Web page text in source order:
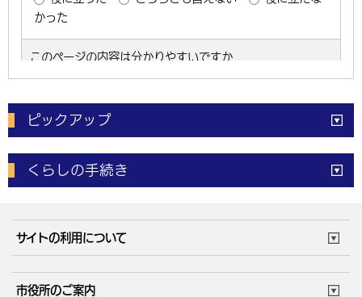
ピックアップ
電子申請 窓口の混雑状況
体育施設予約状況 ご意見・ご要望
くらしの手続き
成人・仕事
住まい・引越 ごみ・環境
サイトの利用について
市役所のご案内